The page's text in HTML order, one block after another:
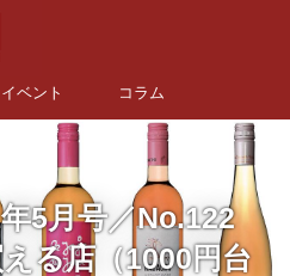
イベント コラム
5月号／No.122
る店（1000円台